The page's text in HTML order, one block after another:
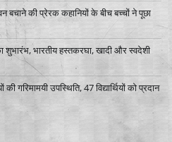
बचाने की प्रेरक कहानियों के बीच बच्चों ने पूछा
शुभारंभ, भारतीय हस्तकरघा, खादी और स्वदेशी
गरिमामयी उपस्थिति, 47 विद्यार्थियों को प्रदान